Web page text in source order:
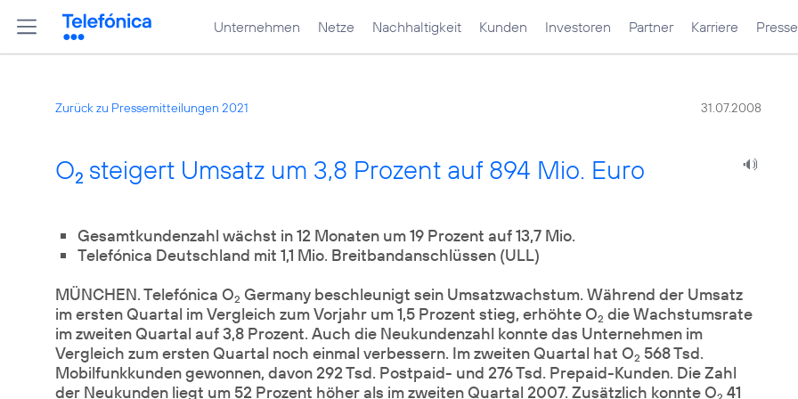
Unternehmen Netze Nachhaltigkeit Kunden Investoren Partner Karriere Presse
Zurück zu Pressemitteilungen 2021 31.07.2008
O2 steigert Umsatz um 3,8 Prozent auf 894 Mio. Euro
Gesamtkundenzahl wächst in 12 Monaten um 19 Prozent auf 13,7 Mio.
Telefónica Deutschland mit 1,1 Mio. Breitbandanschlüssen (ULL)
MÜNCHEN. Telefónica O2 Germany beschleunigt sein Umsatzwachstum. Während der Umsatz
im ersten Quartal im Vergleich zum Vorjahr um 1,5 Prozent stieg, erhöhte O2 die Wachstumsrate
im zweiten Quartal auf 3,8 Prozent. Auch die Neukundenzahl konnte das Unternehmen im
Vergleich zum ersten Quartal noch einmal verbessern. Im zweiten Quartal hat O2 568 Tsd.
Mobilfunkkunden gewonnen, davon 292 Tsd. Postpaid- und 276 Tsd. Prepaid-Kunden. Die Zahl
der Neukunden liegt um 52 Prozent höher als im zweiten Quartal 2007. Zusätzlich konnte O 41